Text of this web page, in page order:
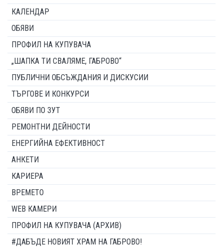
КАЛЕНДАР
ОБЯВИ
ПРОФИЛ НА КУПУВАЧА
„ШАПКА ТИ СВАЛЯМЕ, ГАБРОВО“
ПУБЛИЧНИ ОБСЪЖДАНИЯ И ДИСКУСИИ
ТЪРГОВЕ И КОНКУРСИ
ОБЯВИ ПО ЗУТ
РЕМОНТНИ ДЕЙНОСТИ
ЕНЕРГИЙНА ЕФЕКТИВНОСТ
АНКЕТИ
КАРИЕРА
ВРЕМЕТО
WEB КАМЕРИ
ПРОФИЛ НА КУПУВАЧА (АРХИВ)
#ДАБЪДЕ НОВИЯТ ХРАМ НА ГАБРОВО!